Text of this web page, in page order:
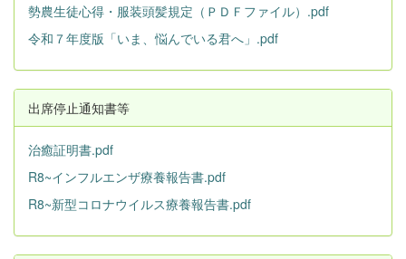
勢農生徒心得・服装頭髪規定（ＰＤＦファイル）.pdf
令和７年度版「いま、悩んでいる君へ」.pdf
出席停止通知書等
治癒証明書.pdf
R8~インフルエンザ療養報告書.pdf
R8~新型コロナウイルス療養報告書.pdf